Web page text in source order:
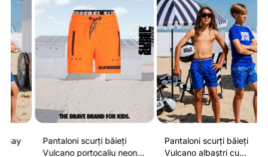
Pantaloni scurți băieți
Vulcano portocaliu neon
Pantaloni scurți băieți
Vulcano albaștri cu